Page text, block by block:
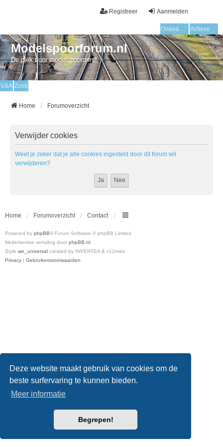
Deze website maakt gebruik van cookies om de
beste surfervaring te kunnen bieden.
Meer informatie
Begrepen!
Aanmelden
Registreer
Onbeantwoorde onderwerpen Actieve onderwerpen
Modelspoorforum.nl
De plek voor modelspoorders!
V&A Zoek
Home Forumoverzicht
Verwijder cookies
Weet je zeker dat je alle cookies ingesteld door dit forum wil
verwijderen?
Home Forumoverzicht Contact
Powered by phpBB® Forum Software © phpBB Limited
Nederlandse vertaling door phpBB.nl
Style we_universal created by INVENTEA & v12mike
Privacy | Gebruikersvoorwaarden